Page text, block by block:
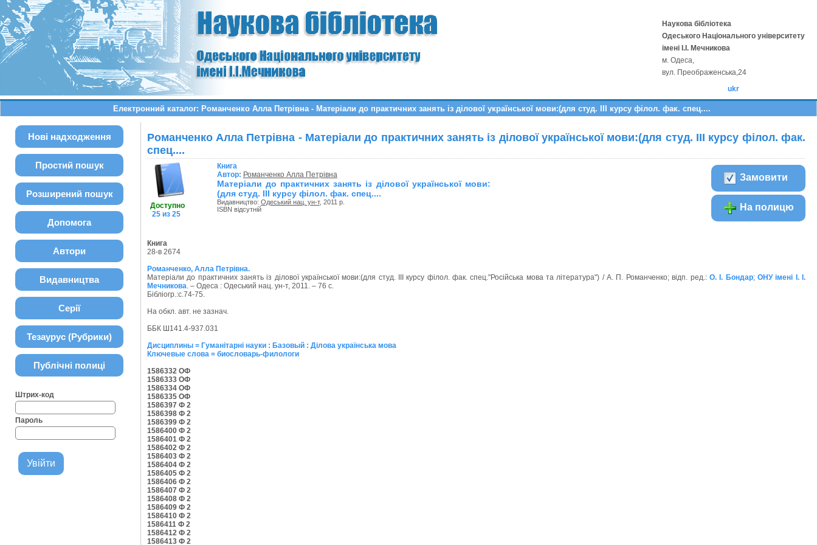
Наукова бібліотека
Одеського Національного університету
імені І.І. Мечникова
м. Одеса,
вул. Преображенська,24
ukr
Електронний каталог: Романченко Алла Петрівна - Матеріали до практичних занять із ділової української мови:(для студ. III курсу філол. фак. спец....
Нові надходження
Простий пошук
Розширений пошук
Допомога
Автори
Видавництва
Серії
Тезаурус (Рубрики)
Публічні полиці
Штрих-код
Пароль
Романченко Алла Петрівна - Матеріали до практичних занять із ділової української мови:(для студ. III курсу філол. фак.
спец....
Доступно
25 из 25
Книга
Автор: Романченко Алла Петрівна
Матеріали до практичних занять із ділової української мови:
(для студ. III курсу філол. фак. спец....
Видавництво: Одеський нац. ун-т, 2011 р.
ISBN відсутній
Замовити
На полицю
Книга
28-в 2674
Романченко, Алла Петрівна.
Матеріали до практичних занять із ділової української мови:(для студ. III курсу філол. фак. спец."Російська мова та література") / А. П. Романченко; відп. ред.: О. І. Бондар; ОНУ імені І. І.
Мечникова. – Одеса : Одеський нац. ун-т, 2011. – 76 с.
Бібліогр.:с.74-75.
На обкл. авт. не зазнач.
ББК Ш141.4-937.031
Дисциплины = Гуманітарні науки : Базовый : Ділова українська мова
Ключевые слова = биословарь-филологи
1586332 ОФ
1586333 ОФ
1586334 ОФ
1586335 ОФ
1586397 Ф 2
1586398 Ф 2
1586399 Ф 2
1586400 Ф 2
1586401 Ф 2
1586402 Ф 2
1586403 Ф 2
1586404 Ф 2
1586405 Ф 2
1586406 Ф 2
1586407 Ф 2
1586408 Ф 2
1586409 Ф 2
1586410 Ф 2
1586411 Ф 2
1586412 Ф 2
1586413 Ф 2